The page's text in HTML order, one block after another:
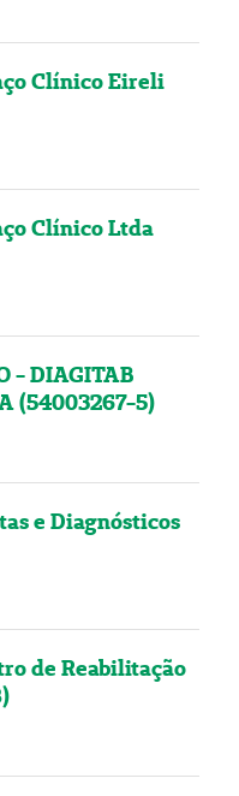
Clínico Eireli
Clínico Ltda
- DIAGITAB
(54003267-5)
e Diagnósticos
de Reabilitação